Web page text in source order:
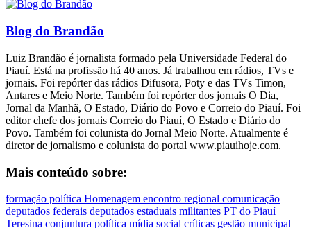
Blog do Brandão
Luiz Brandão é jornalista formado pela Universidade Federal do
Piauí. Está na profissão há 40 anos. Já trabalhou em rádios, TVs e
jornais. Foi repórter das rádios Difusora, Poty e das TVs Timon,
Antares e Meio Norte. Também foi repórter dos jornais O Dia,
Jornal da Manhã, O Estado, Diário do Povo e Correio do Piauí. Foi
editor chefe dos jornais Correio do Piauí, O Estado e Diário do
Povo. Também foi colunista do Jornal Meio Norte. Atualmente é
diretor de jornalismo e colunista do portal www.piauihoje.com.
Mais conteúdo sobre:
formação política Homenagem encontro regional comunicação
deputados federais deputados estaduais militantes PT do Piauí
Teresina conjuntura política mídia social críticas gestão municipal